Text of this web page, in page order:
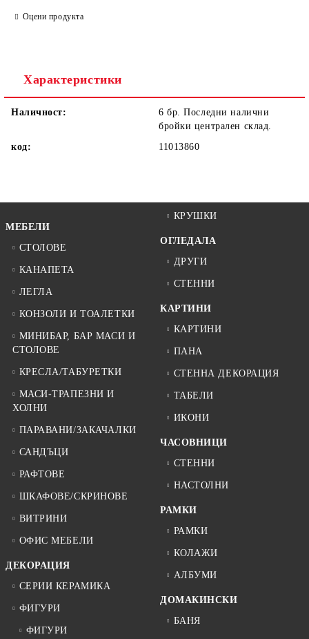
Оцени продукта
Характеристики
Наличност:
6 бр. Последни налични
бройки централен склад.
код:
11013860
МЕБЕЛИ
СТОЛОВЕ
КАНАПЕТА
ЛЕГЛА
КОНЗОЛИ И ТОАЛЕТКИ
МИНИБАР, БАР МАСИ И
СТОЛОВЕ
КРЕСЛА/ТАБУРЕТКИ
МАСИ-ТРАПЕЗНИ И
ХОЛНИ
ПАРАВАНИ/ЗАКАЧАЛКИ
САНДЪЦИ
РАФТОВЕ
ШКАФОВЕ/СКРИНОВЕ
ВИТРИНИ
ОФИС МЕБЕЛИ
ДЕКОРАЦИЯ
СЕРИИ КЕРАМИКА
ФИГУРИ
ФИГУРИ
КРУШКИ
ОГЛЕДАЛА
ДРУГИ
СТЕННИ
КАРТИНИ
КАРТИНИ
ПАНА
СТЕННА ДЕКОРАЦИЯ
ТАБЕЛИ
ИКОНИ
ЧАСОВНИЦИ
СТЕННИ
НАСТОЛНИ
РАМКИ
РАМКИ
КОЛАЖИ
АЛБУМИ
ДОМАКИНСКИ
БАНЯ